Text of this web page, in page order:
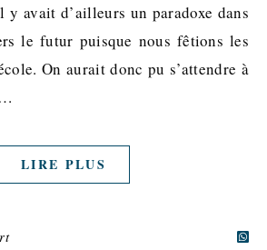
avait d’ailleurs un paradoxe dans
le futur puisque nous fêtions les
On aurait donc pu s’attendre à
LIRE PLUS